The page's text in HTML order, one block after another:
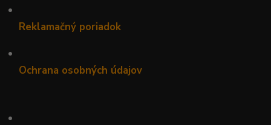
•
Reklamačný poriadok
•
Ochrana osobných údajov
•